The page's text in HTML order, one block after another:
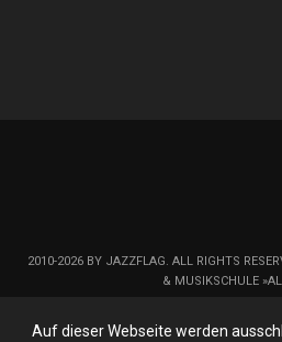
2010-2026 BY JAZZFLAG. ALL RIGHTS
& MUSIKSCHULE
Auf dieser Webseite werden